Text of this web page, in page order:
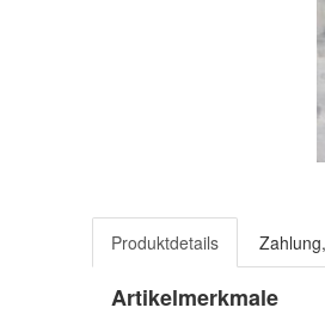
Produktdetails
Artikelmerkmale